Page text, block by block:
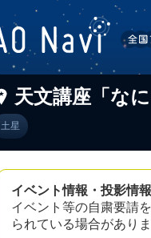
天文講座「な
土星
イベント情報・投影情
イベント等の自粛要請
られている場合があり